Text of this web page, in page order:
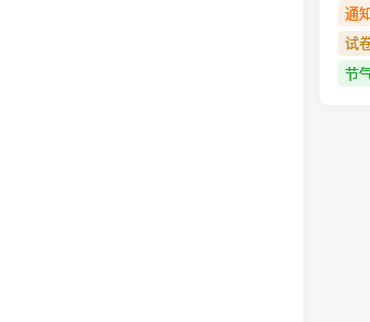
通
试
节